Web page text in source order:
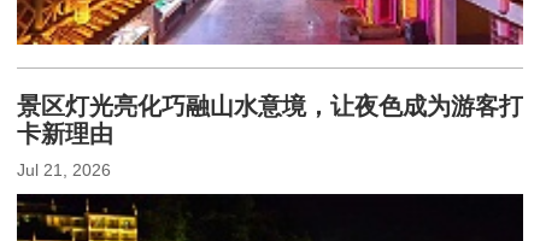
景区灯光亮化巧融山水意境，让夜色成为游客打
卡新理由
Jul 21, 2026